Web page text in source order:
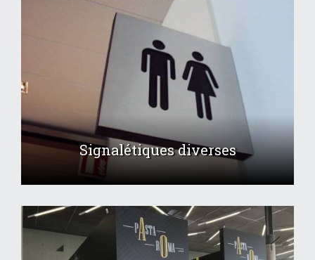
Signalétiques diverses